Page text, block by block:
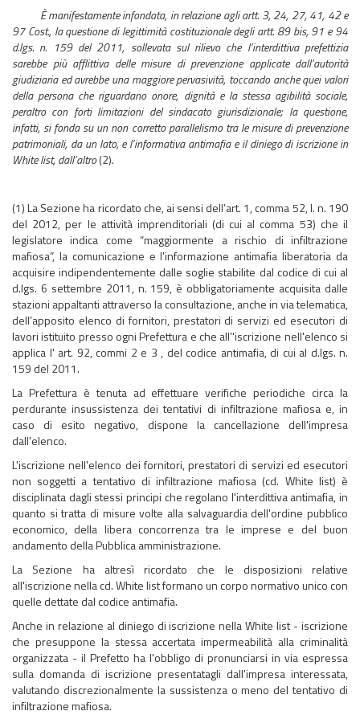
È manifestamente infondata, in relazione agli artt. 3, 24, 27, 41, 42 e
97 Cost., la questione di legittimità costituzionale degli artt. 89 bis, 91 e 94
d.lgs. n. 159 del 2011, sollevata sul rilievo che l’interdittiva prefettizia
sarebbe più afflittiva delle misure di prevenzione applicate dall’autorità
giudiziaria ed avrebbe una maggiore pervasività, toccando anche quei valori
della persona che riguardano onore, dignità e la stessa agibilità sociale,
peraltro con forti limitazioni del sindacato giurisdizionale; la questione,
infatti, si fonda su un non corretto parallelismo tra le misure di prevenzione
patrimoniali, da un lato, e l’informativa antimafia e il diniego di iscrizione in
White list, dall’altro(2).
(1) La Sezione ha ricordato che, ai sensi dell’art. 1, comma 52, l. n. 190
del 2012, per le attività imprenditoriali (di cui al comma 53) che il
legislatore indica come “maggiormente a rischio di infiltrazione
mafiosa”, la comunicazione e l'informazione antimafia liberatoria da
acquisire indipendentemente dalle soglie stabilite dal codice di cui al
d.lgs. 6 settembre 2011, n. 159, è obbligatoriamente acquisita dalle
stazioni appaltanti attraverso la consultazione, anche in via telematica,
dell’apposito elenco di fornitori, prestatori di servizi ed esecutori di
lavori istituito presso ogni Prefettura e che all’'iscrizione nell'elenco si
applica l' art. 92, commi 2 e 3 , del codice antimafia, di cui al d.lgs. n.
159 del 2011.
La Prefettura è tenuta ad effettuare verifiche periodiche circa la
perdurante insussistenza dei tentativi di infiltrazione mafiosa e, in
caso di esito negativo, dispone la cancellazione dell'impresa
dall'elenco.
L'iscrizione nell'elenco dei fornitori, prestatori di servizi ed esecutori
non soggetti a tentativo di infiltrazione mafiosa (cd. White list) è
disciplinata dagli stessi principi che regolano l'interdittiva antimafia, in
quanto si tratta di misure volte alla salvaguardia dell'ordine pubblico
economico, della libera concorrenza tra le imprese e del buon
andamento della Pubblica amministrazione.
La Sezione ha altresì ricordato che le disposizioni relative
all'iscrizione nella cd. White list formano un corpo normativo unico con
quelle dettate dal codice antimafia.
Anche in relazione al diniego di iscrizione nella White list - iscrizione
che presuppone la stessa accertata impermeabilità alla criminalità
organizzata - il Prefetto ha l'obbligo di pronunciarsi in via espressa
sulla domanda di iscrizione presentatagli dall'impresa interessata,
valutando discrezionalmente la sussistenza o meno del tentativo di
infiltrazione mafiosa.